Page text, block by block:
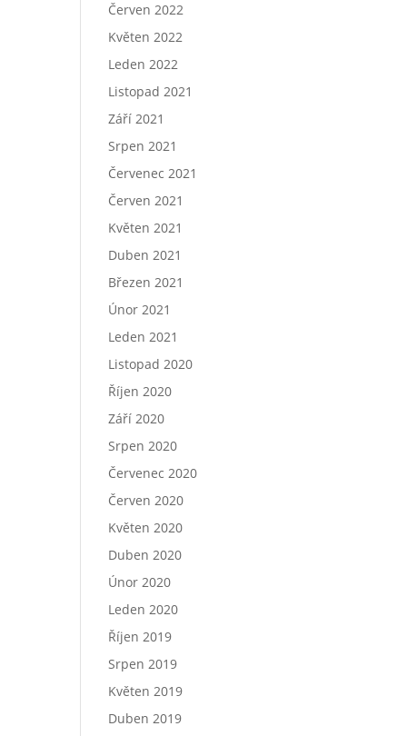
Červen 2022
Květen 2022
Leden 2022
Listopad 2021
Září 2021
Srpen 2021
Červenec 2021
Červen 2021
Květen 2021
Duben 2021
Březen 2021
Únor 2021
Leden 2021
Listopad 2020
Říjen 2020
Září 2020
Srpen 2020
Červenec 2020
Červen 2020
Květen 2020
Duben 2020
Únor 2020
Leden 2020
Říjen 2019
Srpen 2019
Květen 2019
Duben 2019